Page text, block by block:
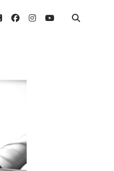
twitterfacebook
instagram
youtube